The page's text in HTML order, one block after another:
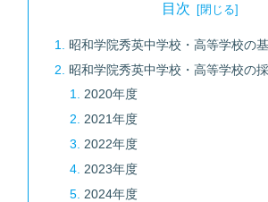
目次
昭和学院秀英中学校・高等学校の
昭和学院秀英中学校・高等学校の
2020年度
2021年度
2022年度
2023年度
2024年度